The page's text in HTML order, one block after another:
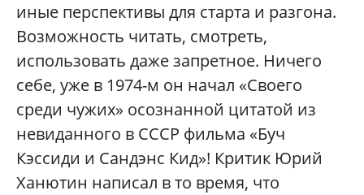
иные перспективы для старта и разгона.
Возможность читать, смотреть,
использовать даже запретное. Ничего
себе, уже в 1974-м он начал «Своего
среди чужих» осознанной цитатой из
невиданного в СССР фильма «Буч
Кэссиди и Сандэнс Кид»! Критик Юрий
Ханютин написал в то время, что